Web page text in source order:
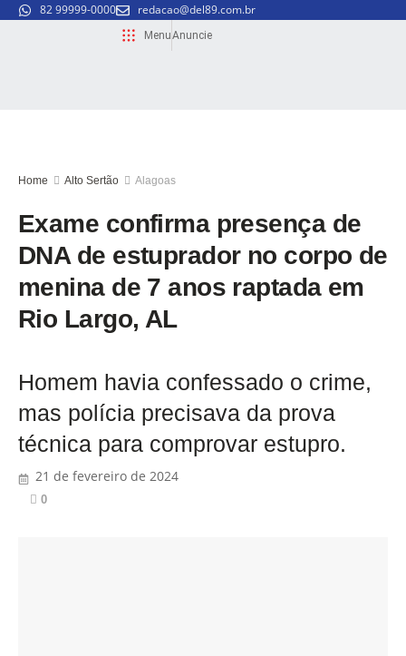
82 99999-0000 redacao@del89.com.br
MenuAnuncie
Home Alto Sertão Alagoas
Exame confirma presença de
DNA de estuprador no corpo de
menina de 7 anos raptada em
Rio Largo, AL
Homem havia confessado o crime,
mas polícia precisava da prova
técnica para comprovar estupro.
21 de fevereiro de 2024
0